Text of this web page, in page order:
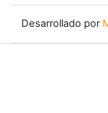
Desarrollado por